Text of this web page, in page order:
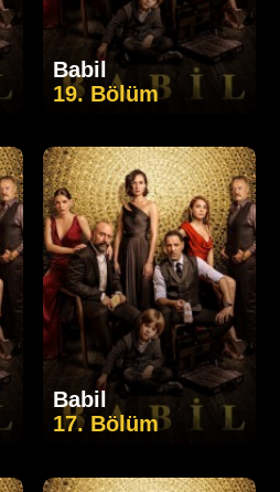
Babil
19. Bölüm
Babil
17. Bölüm